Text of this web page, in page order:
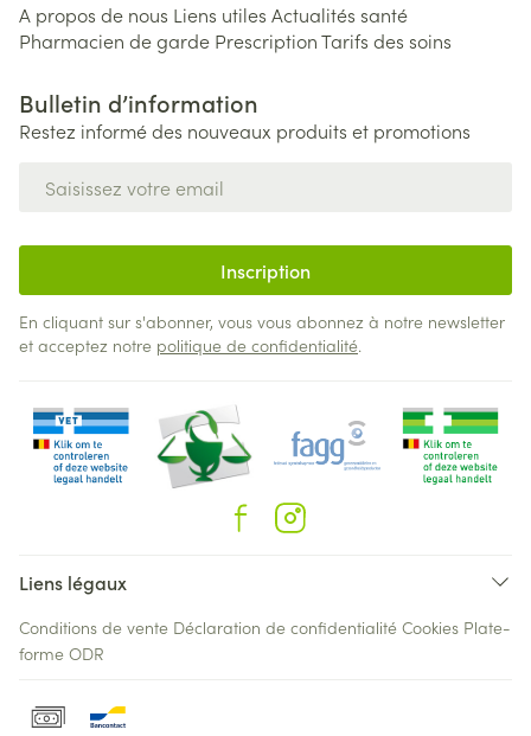
A propos de nous Liens utiles Actualités santé
Pharmacien de garde PrescriptionTarifs des soins
Bulletin d’information
Restez informé des nouveaux produits et promotions
Inscription
En cliquant sur s'abonner, vous vous abonnez à notre newsletter
et acceptez notre politique de confidentialité.
Liens légaux
Conditions de vente Déclaration de confidentialité Cookies Plate-
forme ODR